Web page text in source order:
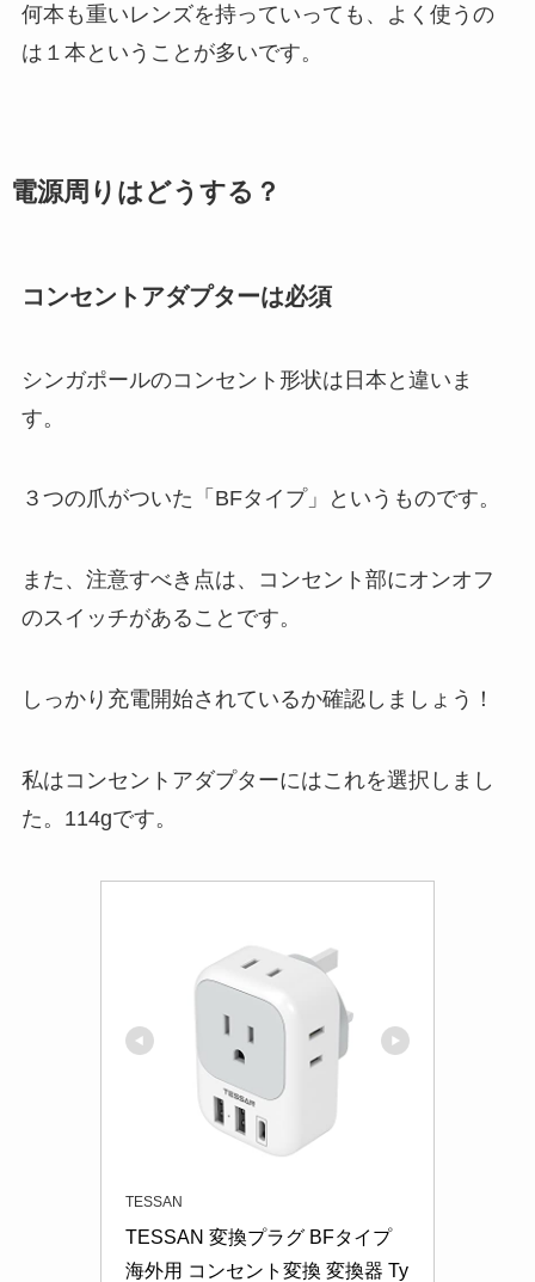
何本も重いレンズを持っていっても、よく使うの
は１本ということが多いです。
電源周りはどうする？
コンセントアダプターは必須
シンガポールのコンセント形状は日本と違いま
す。
３つの爪がついた「BFタイプ」というものです。
また、注意すべき点は、コンセント部にオンオフ
のスイッチがあることです。
しっかり充電開始されているか確認しましょう！
私はコンセントアダプターにはこれを選択しまし
た。114gです。
TESSAN
TESSAN 変換プラグ BFタイプ
海外用 コンセント変換 変換器 Ty